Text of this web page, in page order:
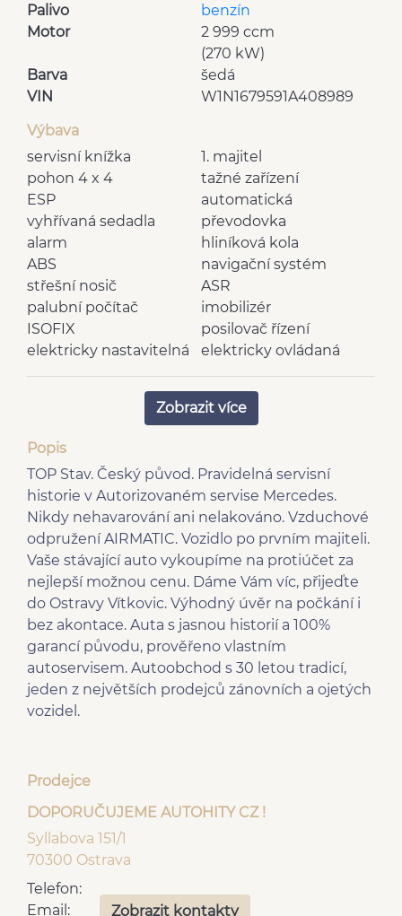
Palivo
benzín
Motor
2 999 ccm
(270 kW)
Barva
šedá
VIN
W1N1679591A408989
Výbava
1. majitel
servisní knížka
tažné zařízení
pohon 4 x 4
automatická
převodovka
ESP
vyhřívaná sedadla
hliníková kola
alarm
navigační systém
ABS
ASR
střešní nosič
imobilizér
palubní počítač
posilovač řízení
ISOFIX
elektricky ovládaná
elektricky nastavitelná
elektricky nastavitelná
zrcátka
výškově nastavitelná
multifunkční volant
regulace výšky
podvozku
dřevěné obložení
palubní desky
dělená zadní sedadla
nastavitelný volant
tónovaná skla
vyhřívaná zrcátka
výškově nastavitelné
sedadlo řidiče
deaktivace airbagu
spolujezdce
zadní stěrač
regulace tuhosti
podvozku
pérování vzduch
senzor tlaku v
pneumatikách
čtyřzónová klimatizace
panoramatická střecha
el. sklopná zrcátka
el. víko zavazadlového
prostoru
vyhřívaný volant
Adaptivní tempomat
Hands free
7x airbag
bezklíčové odemykání
Zobrazit více
Popis
TOP Stav. Český původ. Pravidelná servisní
historie v Autorizovaném servise Mercedes.
Nikdy nehavarování ani nelakováno. Vzduchové
odpružení AIRMATIC. Vozidlo po prvním majiteli.
Vaše stávající auto vykoupíme na protiúčet za
nejlepší možnou cenu. Dáme Vám víc, přijeďte
do Ostravy Vítkovic. Výhodný úvěr na počkání i
bez akontace. Auta s jasnou historií a 100%
garancí původu, prověřeno vlastním
autoservisem. Autoobchod s 30 letou tradicí,
jeden z největších prodejců zánovních a ojetých
vozidel.
Prodejce
DOPORUČUJEME AUTOHITY CZ !
Syllabova 151/1
70300 Ostrava
Telefon:
Email:
Zobrazit kontakty